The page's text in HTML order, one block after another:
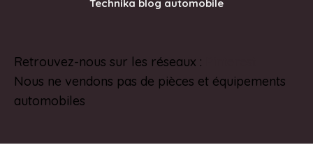
Technika blog automobile
Retrouvez-nous sur les réseaux :
Nous ne vendons pas de pièces et équipements
automobiles